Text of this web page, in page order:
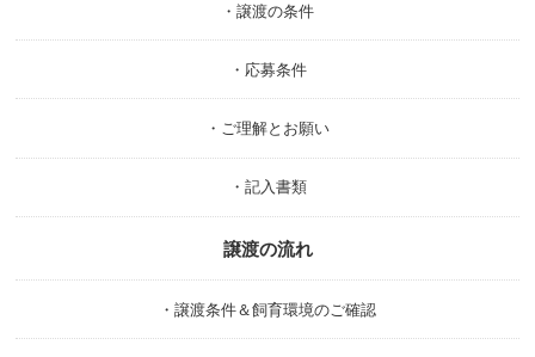
・譲渡の条件
・応募条件
・ご理解とお願い
・記入書類
譲渡の流れ
・譲渡条件＆飼育環境のご確認